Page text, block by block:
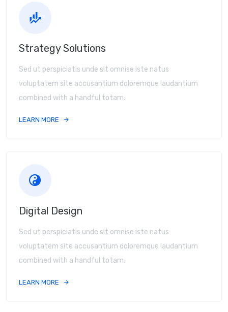
Strategy Solutions
Sed ut perspiciatis unde sit omnise iste natus
voluptatem site accusantium doloremque laudantium
combined with a handful totam.
LEARN MORE
Digital Design
Sed ut perspiciatis unde sit omnise iste natus
voluptatem site accusantium doloremque laudantium
combined with a handful totam.
LEARN MORE